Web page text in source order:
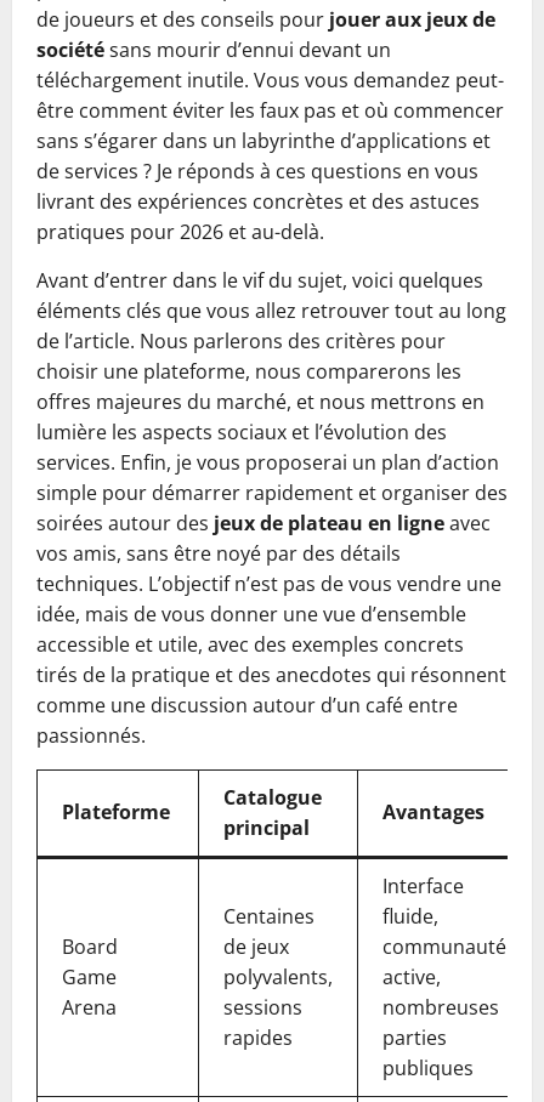
de joueurs et des conseils pour jouer aux jeux de
sociétésans mourir d’ennui devant un
téléchargement inutile. Vous vous demandez peut-
être comment éviter les faux pas et où commencer
sans s’égarer dans un labyrinthe d’applications et
de services ? Je réponds à ces questions en vous
livrant des expériences concrètes et des astuces
pratiques pour 2026 et au-delà.
Avant d’entrer dans le vif du sujet, voici quelques
éléments clés que vous allez retrouver tout au long
de l’article. Nous parlerons des critères pour
choisir une plateforme, nous comparerons les
offres majeures du marché, et nous mettrons en
lumière les aspects sociaux et l’évolution des
services. Enfin, je vous proposerai un plan d’action
simple pour démarrer rapidement et organiser des
soirées autour des jeux de plateau en ligneavec
vos amis, sans être noyé par des détails
techniques. L’objectif n’est pas de vous vendre une
idée, mais de vous donner une vue d’ensemble
accessible et utile, avec des exemples concrets
tirés de la pratique et des anecdotes qui résonnent
comme une discussion autour d’un café entre
passionnés.
Plateforme
Catalogue
principal
Avantages
Board
Game
Arena
Centaines
de jeux
polyvalents,
sessions
rapides
Interface
fluide,
communauté
active,
nombreuses
parties
publiques